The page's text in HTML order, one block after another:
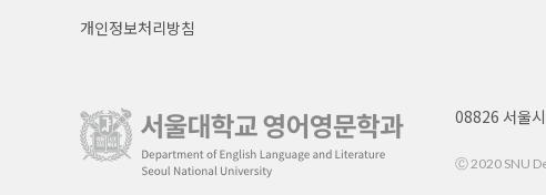
개인정보처리방침
08826 서울
Ⓒ 2020 SNU